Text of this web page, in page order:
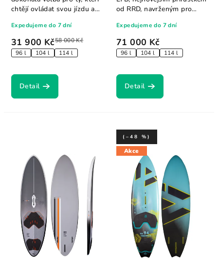
31 900 Kč58 000 Kč
96 l
104 l 114 l
Expedujeme do 7 dní
Detail
chtějí ovládat svou jízdu a
71 000 Kč
96 l 104 l 114 l
Expedujeme do 7 dní
Detail
od RRD, navrženým pro
Akce
(–48 %)